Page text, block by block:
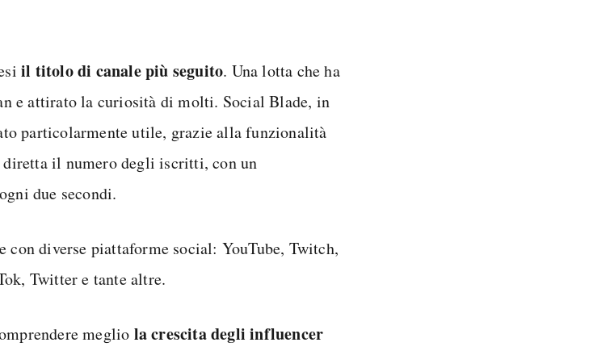
il titolo di canale più seguito. Una lotta che ha
e attirato la curiosità di molti. Social Blade, in
particolarmente utile, grazie alla funzionalità
diretta il numero degli iscritti, con un
due secondi.
con diverse piattaforme social: YouTube, Twitch,
Twitter e tante altre.
meglio la crescita degli influencer